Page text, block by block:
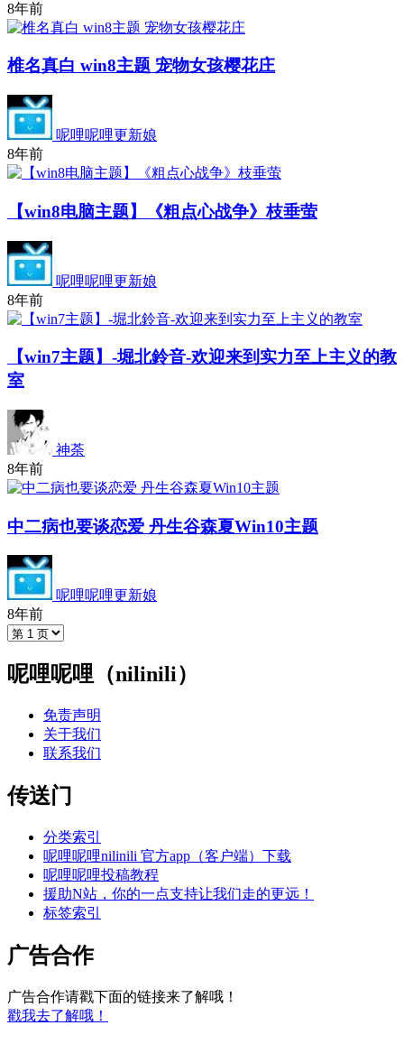
8年前
椎名真白 win8主题 宠物女孩樱花庄
呢哩呢哩更新娘
8年前
【win8电脑主题】《粗点心战争》枝垂萤
呢哩呢哩更新娘
8年前
【win7主题】-堀北鈴音-欢迎来到实力至上主义的教
室
神荼
8年前
中二病也要谈恋爱 丹生谷森夏Win10主题
呢哩呢哩更新娘
8年前
呢哩呢哩（nilinili）
免责声明
关于我们
联系我们
传送门
分类索引
呢哩呢哩nilinili 官方app（客户端）下载
呢哩呢哩投稿教程
援助N站，你的一点支持让我们走的更远！
标签索引
广告合作
广告合作请戳下面的链接来了解哦！
戳我去了解哦！